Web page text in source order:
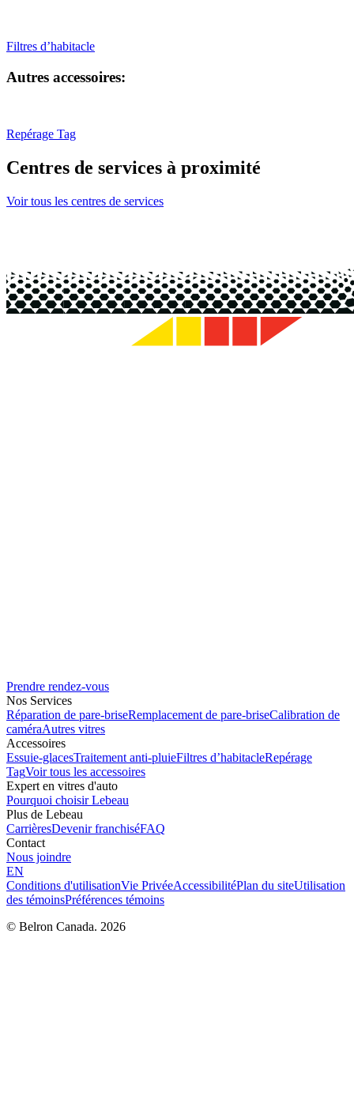
Filtres d’habitacle
Autres accessoires:
Repérage Tag
Centres de services à proximité
Voir tous les centres de services
Prendre rendez-vous
Nos Services
Réparation de pare-briseRemplacement de pare-briseCalibration de
caméraAutres vitres
Accessoires
Essuie-glacesTraitement anti-pluieFiltres d’habitacleRepérage
TagVoir tous les accessoires
Expert en vitres d'auto
Pourquoi choisir Lebeau
Plus de Lebeau
CarrièresDevenir franchiséFAQ
Contact
Nous joindre
EN
Conditions d'utilisationVie PrivéeAccessibilitéPlan du siteUtilisation
des témoinsPréférences témoins
© Belron Canada. 2026